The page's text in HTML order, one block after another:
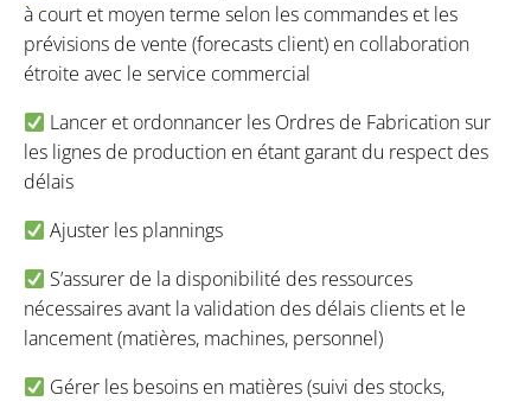
à court et moyen terme selon les commandes et les
prévisions de vente (forecasts client) en collaboration
étroite avec le service commercial
Lancer et ordonnancer les Ordres de Fabrication sur
les lignes de production en étant garant du respect des
délais
Ajuster les plannings
S’assurer de la disponibilité des ressources
nécessaires avant la validation des délais clients et le
lancement (matières, machines, personnel)
Gérer les besoins en matières (suivi des stocks,